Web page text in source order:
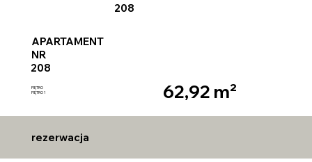
208
62,92 m²
PIĘTRO 1
PIĘTRO
208
APARTAMENT
NR
rezerwacja